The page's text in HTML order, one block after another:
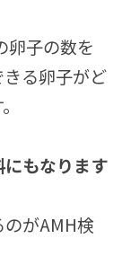
卵子の数を
る卵子がど
もなります
がAMH検